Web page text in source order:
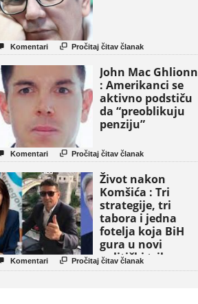
Komentari  Pročitaj čitav članak
John Mac Ghlionn
: Amerikanci se
aktivno podstiču
da “preoblikuju
penziju”
Komentari  Pročitaj čitav članak
Život nakon
Komšića : Tri
strategije, tri
tabora i jedna
fotelja koja BiH
gura u novi
politički triler
Komentari  Pročitaj čitav članak